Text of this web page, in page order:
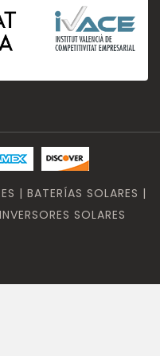
| BATERÍAS SOLARES |
SOLARES